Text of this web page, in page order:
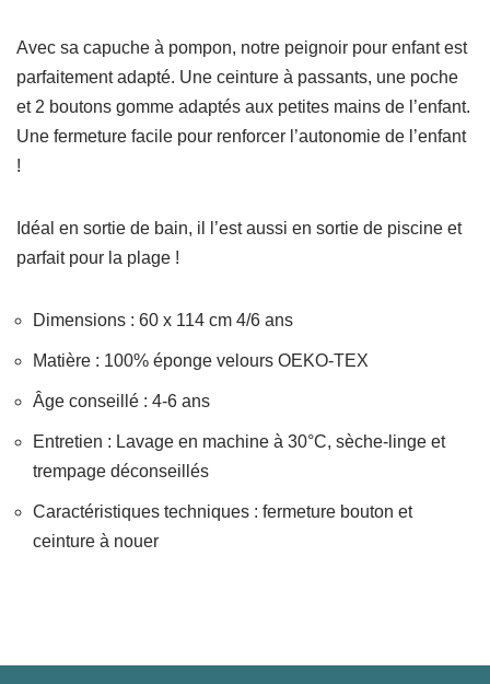
Avec sa capuche à pompon, notre peignoir pour enfant est
parfaitement adapté. Une ceinture à passants, une poche
et 2 boutons gomme adaptés aux petites mains de l’enfant.
Une fermeture facile pour renforcer l’autonomie de l’enfant
!
Idéal en sortie de bain, il l’est aussi en sortie de piscine et
parfait pour la plage !
Dimensions : 60 x 114 cm 4/6 ans
Matière : 100% éponge velours OEKO-TEX
Âge conseillé : 4-6 ans
Entretien : Lavage en machine à 30°C, sèche-linge et
trempage déconseillés
Caractéristiques techniques : fermeture bouton et
ceinture à nouer